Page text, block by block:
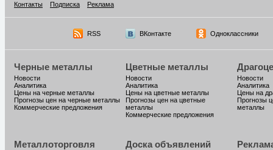
Контакты
Подписка Реклама
RSS ВКонтакте Одноклассники
Черные металлы
Новости
Аналитика
Цены на черные металлы
Прогнозы цен на черные металлы
Коммерческие предложения
Цветные металлы
Новости
Аналитика
Цены на цветные металлы
Прогнозы цен на цветные
металлы
Коммерческие предложения
Новости
Аналитика
Цены на
Прогнозы
металлы
Металлоторговля Доска объявлений